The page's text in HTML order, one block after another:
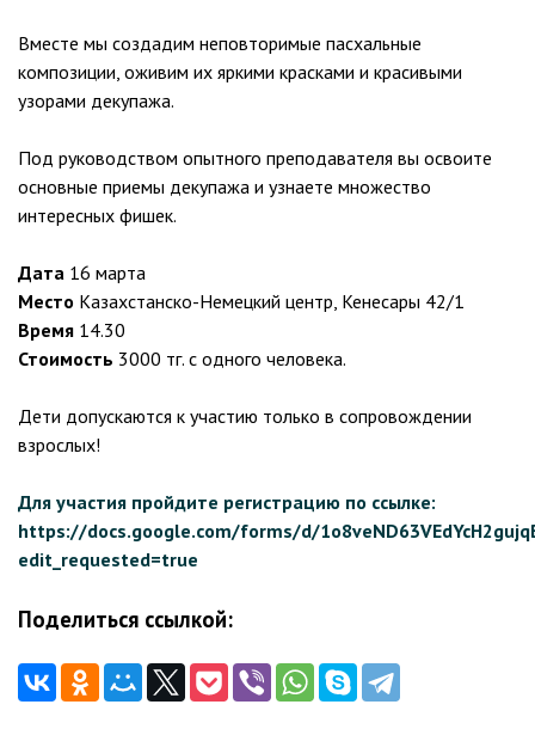
Вместе мы создадим неповторимые пасхальные
композиции, оживим их яркими красками и красивыми
узорами декупажа.
Под руководством опытного преподавателя вы освоите
основные приемы декупажа и узнаете множество
интересных фишек.
Дата 16 марта
Место Казахстанско-Немецкий центр, Кенесары 42/1
Время 14.30
Стоимость 3000 тг. с одного человека.
Дети допускаются к участию только в сопровождении
взрослых!
Для участия пройдите регистрацию по ссылке:
https://docs.google.com/forms/d/
edit_requested=true
Поделиться ссылкой: